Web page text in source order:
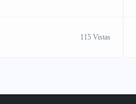
115 Vistas